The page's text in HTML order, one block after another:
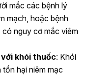
mắc các bệnh lý
mạch, hoặc bệnh
nguy cơ mắc viêm
khói thuốc: Khói
hại niêm mạc